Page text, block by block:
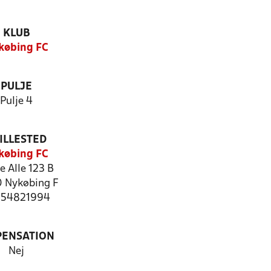
KLUB
FC
PULJE
Pulje 4
FC
Alle 123 B
Nykøbing F
54821994
Nej